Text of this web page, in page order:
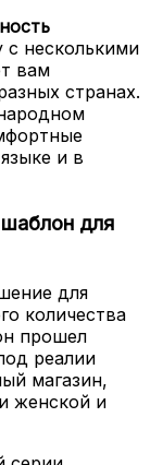
с несколькими
вам
странах.
и в
для
для
количества
прошел
реалии
магазин,
женской и